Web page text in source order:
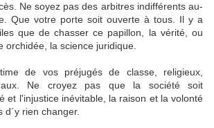
Ne soyez pas des arbitres indifférents au-
Que votre porte soit ouverte à tous. Il y a
que de chasser ce papillon, la vérité, ou
orchidée, la science juridique.
de vos préjugés de classe, religieux,
Ne croyez pas que la société soit
et l'injustice inévitable, la raison et la volonté
d´y rien changer.